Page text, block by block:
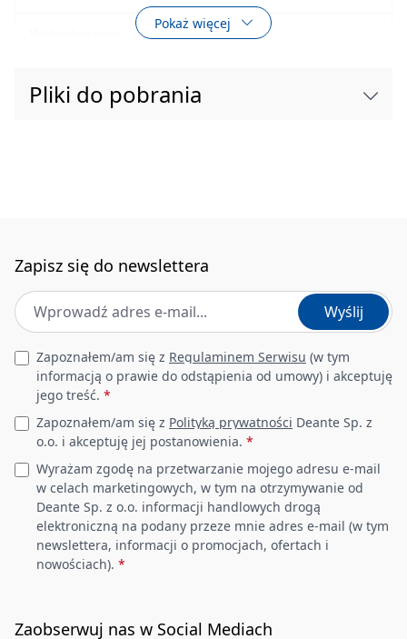
biały
Wysokość [mm]
Głębokość [mm]
Otwór pod baterię Tak
Pokaż więcej
Pliki do pobrania
Zapisz się do newslettera
Adres e-mail *
Wyślij
Leave this field empty
Zapoznałem/am się z Regulaminem Serwisu (w tym
informacją o prawie do odstąpienia od umowy) i akceptuję
jego treść. *
Zapoznałem/am się z Polityką prywatności Deante Sp. z
o.o. i akceptuję jej postanowienia. *
Wyrażam zgodę na przetwarzanie mojego adresu e-mail
w celach marketingowych, w tym na otrzymywanie od
Deante Sp. z o.o. informacji handlowych drogą
elektroniczną na podany przeze mnie adres e-mail (w tym
newslettera, informacji o promocjach, ofertach i
nowościach). *
Zaobserwuj nas w Social Mediach